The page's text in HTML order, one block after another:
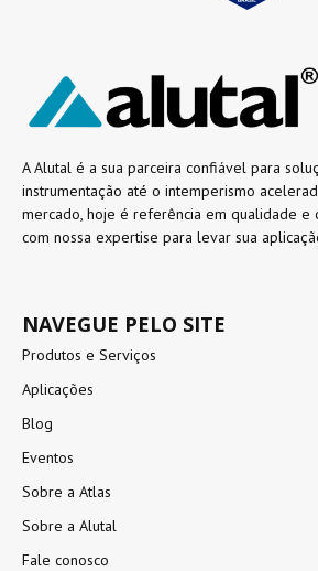
A Alutal é a sua parceira confiável para
instrumentação até o intemperismo
mercado, hoje é referência em qualidade e
com nossa expertise para levar sua
NAVEGUE PELO SITE
Produtos e Serviços
Aplicações
Blog
Eventos
Sobre a Atlas
Sobre a Alutal
Fale conosco